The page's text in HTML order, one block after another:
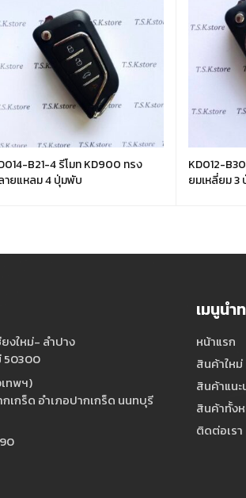
B21-4 รีโมท KD900 ทรง
ายแหลม 4 ปุ่มพับ
KD012-
ยมเหลี่ยม 3
งใหม่- ลำปาง
50300
ทพฯ)
กร็ด อำเภอปากเกร็ด นนทบุรี
เมนูนำ
หน้าแรก
สินค้าใหม่
สินค้าแนะ
สินค้าทั้ง
ติดต่อเรา